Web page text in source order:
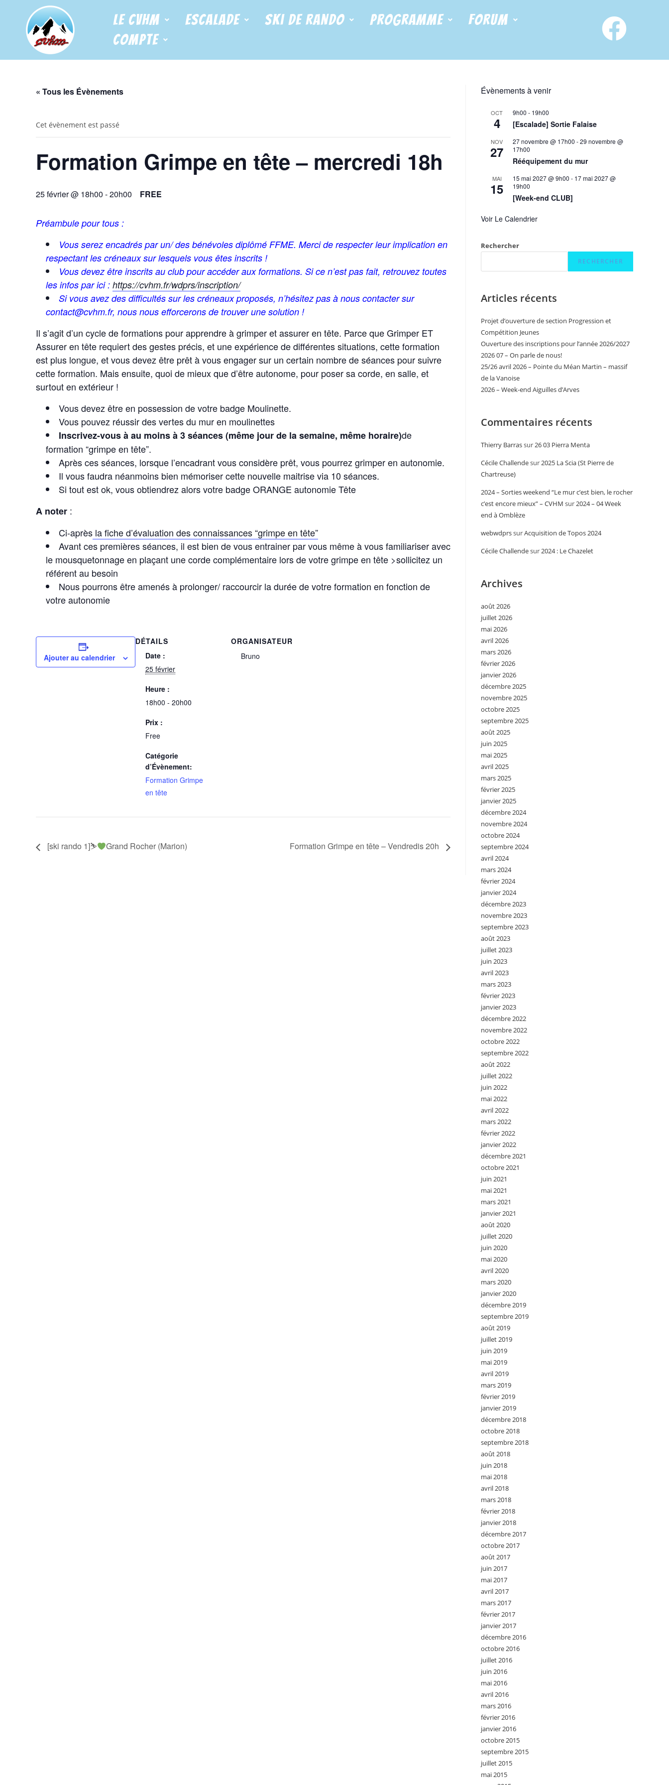
Le CVHM Escalade Ski de Rando Programme
FORUM
Compte
« Tous les Évènements
Cet évènement est passé
Formation Grimpe en tête – mercredi 18h
25 février @ 18h00 -20h00 FREE
Préambule pour tous :
Vous serez encadrés par un/ des bénévoles diplômé FFME. Merci de respecter leur implication en
respectant les créneaux sur lesquels vous êtes inscrits !
Vous devez être inscrits au club pour accéder aux formations. Si ce n’est pas fait, retrouvez toutes
les infos par ici : https://cvhm.fr/wdprs/inscription/
Si vous avez des difficultés sur les créneaux proposés, n’hésitez pas à nous contacter sur
contact@cvhm.fr, nous nous efforcerons de trouver une solution !
Il s’agit d’un cycle de formations pour apprendre à grimper et assurer en tête. Parce que Grimper ET
Assurer en tête requiert des gestes précis, et une expérience de différentes situations, cette formation
est plus longue, et vous devez être prêt à vous engager sur un certain nombre de séances pour suivre
cette formation. Mais ensuite, quoi de mieux que d’être autonome, pour poser sa corde, en salle, et
surtout en extérieur !
Vous devez être en possession de votre badge Moulinette.
Vous pouvez réussir des vertes du mur en moulinettes
Inscrivez-vous à au moins à 3 séances(même jour de la semaine, même horaire)de
formation “grimpe en tête”.
Après ces séances, lorsque l’encadrant vous considère prêt, vous pourrez grimper en autonomie.
Il vous faudra néanmoins bien mémoriser cette nouvelle maitrise via 10 séances.
Si tout est ok, vous obtiendrez alors votre badge ORANGE autonomie Tête
A noter :
Ci-après la fiche d’évaluation des connaissances “grimpe en tête”
Avant ces premières séances, il est bien de vous entrainer par vous même à vous familiariser avec
le mousquetonnage en plaçant une corde complémentaire lors de votre grimpe en tête >sollicitez un
référent au besoin
Nous pourrons être amenés à prolonger/ raccourcir la durée de votre formation en fonction de
votre autonomie
Ajouter au calendrier
DÉTAILS
Date :
25 février
Heure :
18h00 - 20h00
Prix :
Free
Catégorie
d’Évènement:
Formation Grimpe
en tête
ORGANISATEUR
Bruno
[ski rando 1]⛷ Grand Rocher (Marion) Formation Grimpe en tête – Vendredis 20h
Évènements à venir
OCT
4
9h00 - 19h00
[Escalade] Sortie Falaise
NOV
27
27 novembre @ 17h00 -29 novembre @
17h00
Rééquipement du mur
MAI
15
15 mai 2027 @ 9h00 - 17 mai 2027 @
19h00
[Week-end CLUB]
Voir Le Calendrier
Rechercher
RECHERCHER
Articles récents
Projet d’ouverture de section Progression et
Compétition Jeunes
Ouverture des inscriptions pour l’année 2026/2027
2026 07 – On parle de nous!
25/26 avril 2026 – Pointe du Méan Martin – massif
de la Vanoise
2026 – Week-end Aiguilles d’Arves
Commentaires récents
Thierry Barrassur26 03 Pierra Menta
Cécile Challendesur2025 La Scia (St Pierre de
Chartreuse)
2024 – Sorties weekend “Le mur c’est bien, le rocher
c’est encore mieux” – CVHM sur2024 – 04 Week
end à Omblèze
webwdprssurAcquisition de Topos 2024
Cécile Challendesur2024 : Le Chazelet
Archives
août 2026
juillet 2026
mai 2026
avril 2026
mars 2026
février 2026
janvier 2026
décembre 2025
novembre 2025
octobre 2025
septembre 2025
août 2025
juin 2025
mai 2025
avril 2025
mars 2025
février 2025
janvier 2025
décembre 2024
novembre 2024
octobre 2024
septembre 2024
avril 2024
mars 2024
février 2024
janvier 2024
décembre 2023
novembre 2023
septembre 2023
août 2023
juillet 2023
juin 2023
avril 2023
mars 2023
février 2023
janvier 2023
décembre 2022
novembre 2022
octobre 2022
septembre 2022
août 2022
juillet 2022
juin 2022
mai 2022
avril 2022
mars 2022
février 2022
janvier 2022
décembre 2021
octobre 2021
juin 2021
mai 2021
mars 2021
janvier 2021
août 2020
juillet 2020
juin 2020
mai 2020
avril 2020
mars 2020
janvier 2020
décembre 2019
septembre 2019
août 2019
juillet 2019
juin 2019
mai 2019
avril 2019
mars 2019
février 2019
janvier 2019
décembre 2018
octobre 2018
septembre 2018
août 2018
juin 2018
mai 2018
avril 2018
mars 2018
février 2018
janvier 2018
décembre 2017
octobre 2017
août 2017
juin 2017
mai 2017
avril 2017
mars 2017
février 2017
janvier 2017
décembre 2016
octobre 2016
juillet 2016
juin 2016
mai 2016
avril 2016
mars 2016
février 2016
janvier 2016
octobre 2015
septembre 2015
juillet 2015
mai 2015